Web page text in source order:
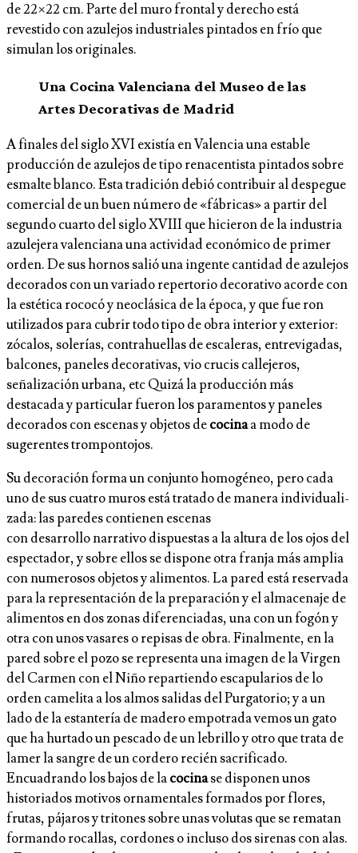
de 22×22 cm. Parte del muro frontal y derecho está
revestido con azulejos industriales pintados en frío que
simulan los originales.
Una Cocina Valenciana del Museo de las
Artes Decorativas de Madrid
A finales del siglo XVI existía en Valencia una estable
producción de azulejos de tipo renacentista pintados sobre
esmalte blanco. Esta tradición debió contribuir al despegue
comercial de un buen número de «fábri­cas» a partir del
segundo cuarto del siglo XVIII que hicieron de la industria
azulejera valenciana una ac­tividad económico de primer
orden. De sus hornos salió una ingente cantidad de azulejos
decorados con un variado repertorio decorativo acorde con
la estética rococó y neoclásica de la época, y que fue­ ron
utilizados para cubrir todo tipo de obra interior y exterior:
zócalos, solerías, contrahuellas de escaleras, entrevigadas,
balcones, paneles decorativas, vio crucis callejeros,
señalización urbana, etc Quizá la producción más
destacada y particular fueron los paramentos y paneles
decorados con escenas y ob­jetos decocinaa modo de
sugerentes trompontojos.
Su decora­ción forma un conjunto homogéneo, pero cada
uno de sus cuatro muros está tratado de manera individuali­
zada: las paredes contienen escenas
con desarrollo narrativo dispuestas a la altura de los ojos del
espectador, y sobre ellos se dispone otra franja más amplia
con numerosos objetos y alimentos. La pared está reservada
para la representación de la preparación y el almacenaje de
alimentos en dos zonas diferenciadas, una con un fogón y
otra con unos vasares o repisas de obra. Finalmente, en la
pared sobre el pozo se representa una imagen de la Virgen
del Carmen con el Niño repartiendo escapularios de lo
orden camelita a los almos salidas del Purgatorio; y a un
lado de la estantería de madero empotrada vemos un gato
que ha hurtado un pescado de un lebrillo y otro que trata de
lamer la sangre de un cordero recién sacrificado.
Encuadrando los bajos de lacocinase disponen unos
historiados motivos orna­mentales formados por flores,
frutas, pájaros y tritones sobre unas volutas que se rematan
formando rocallas, cordones o incluso dos sirenas con alas.